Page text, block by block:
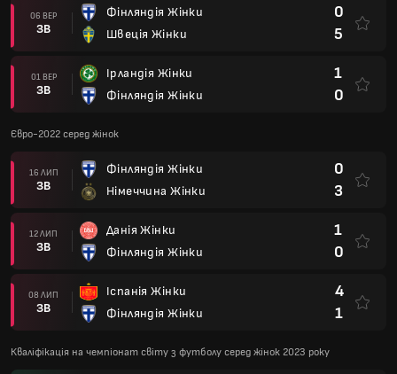
06 ВЕР
ЗВ
Фінляндія Жінки
Швеція Жінки
0
5
01 ВЕР
ЗВ
Ірландія Жінки
Фінляндія Жінки
1
0
Євро-2022 серед жінок
16 ЛИП
ЗВ
Фінляндія Жінки
Німеччина Жінки
0
3
12 ЛИП
ЗВ
Данія Жінки
Фінляндія Жінки
1
0
08 ЛИП
ЗВ
Іспанія Жінки
Фінляндія Жінки
4
1
Кваліфікація на чемпіонат світу з футболу серед жінок 2023 року